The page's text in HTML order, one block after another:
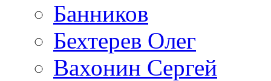
Банников
Бехтерев Олег
Вахонин Сергей